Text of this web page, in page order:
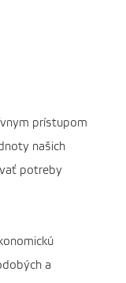
prístupom
našich
potreby
a